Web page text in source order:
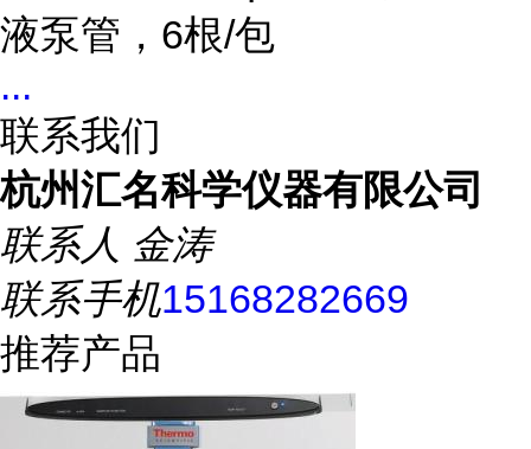
液泵管，6根/包
...
联系我们
杭州汇名科学仪器有限公司
联系人 金涛
联系手机15168282669
推荐产品